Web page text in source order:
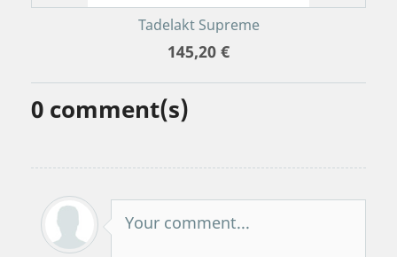
Tadelakt Supreme
145,20 €
0 comment(s)
Your comment...